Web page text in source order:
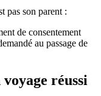
pas son parent :
de consentement
au passage de
réussi